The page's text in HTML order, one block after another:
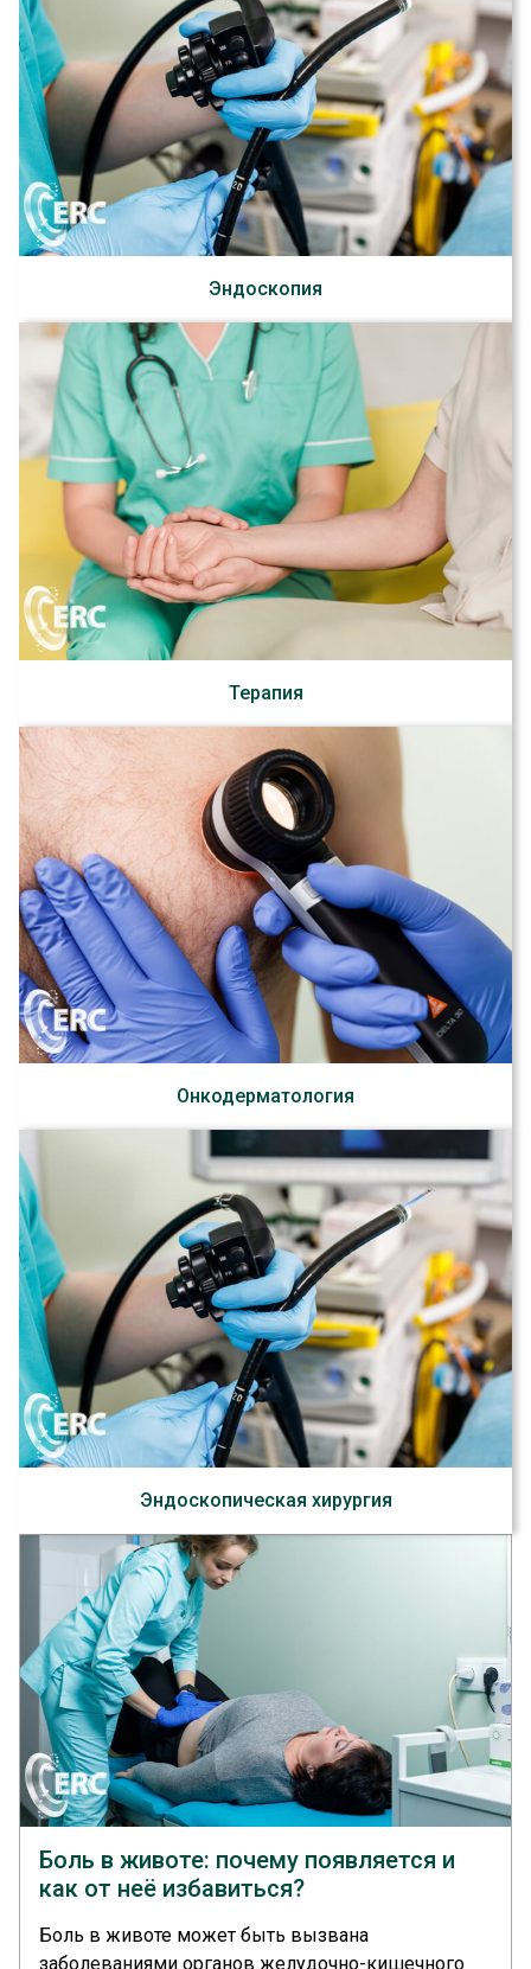
Эндоскопия
Терапия
Онкодерматология
Эндоскопическая хирургия
Боль в животе: почему появляется и
как от неё избавиться?
Боль в животе может быть вызвана
заболеваниями органов желудочно-кишечного